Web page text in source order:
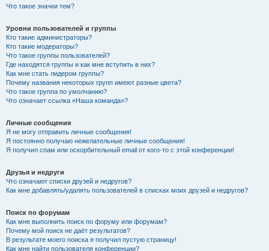
Что такое значки тем?
Уровни пользователей и группы
Кто такие администраторы?
Кто такие модераторы?
Что такое группы пользователей?
Где находятся группы и как мне вступить в них?
Как мне стать лидером группы?
Почему названия некоторых групп имеют разные цвета?
Что такое группа по умолчанию?
Что означает ссылка «Наша команда»?
Личные сообщения
Я не могу отправить личные сообщения!
Я постоянно получаю нежелательные личные сообщения!
Я получил спам или оскорбительный email от кого-то с этой конференции!
Друзья и недруги
Что означают списки друзей и недругов?
Как мне добавлять/удалять пользователей в списках моих друзей и недругов?
Поиск по форумам
Как мне выполнить поиск по форуму или форумам?
Почему мой поиск не даёт результатов?
В результате моего поиска я получил пустую страницу!
Как мне найти пользователя конференции?